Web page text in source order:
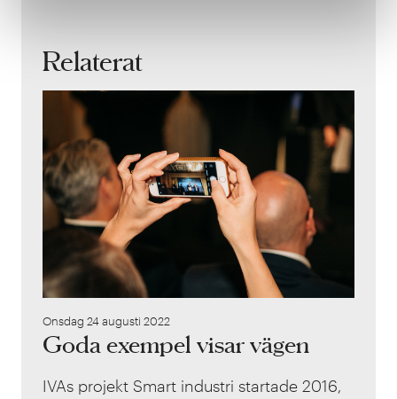
Relaterat
Onsdag 24 augusti 2022
Goda exempel visar vägen
IVAs projekt Smart industri startade 2016,